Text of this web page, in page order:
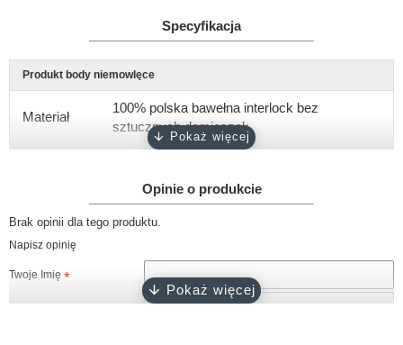
Specyfikacja
Produkt body niemowlęce
Materiał
100% polska bawełna interlock bez
sztucznych domieszek
krótki, długi
Rozmiary 56, 62, 68, 74, 80, 86, 92
napy bezniklowe
Opinie o produkcie
Brak opinii dla tego produktu.
Napisz opinię
Twoje Imię
Twoja opinia